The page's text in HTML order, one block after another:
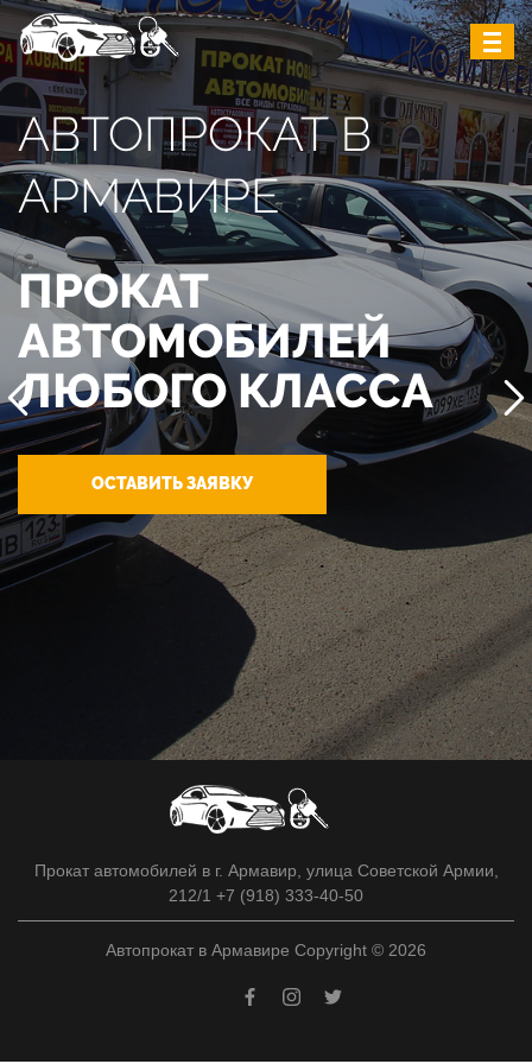
АВТОПРОКАТ В
АРМАВИРЕ
ПРОКАТ
АВТОМОБИЛЕЙ
ЛЮБОГО КЛАССА
ОСТАВИТЬ ЗАЯВКУ
Прокат автомобилей в г. Армавир, улица Советской Армии,
212/1 +7 (918) 333-40-50
Автопрокат в Армавире Copyright © 2026